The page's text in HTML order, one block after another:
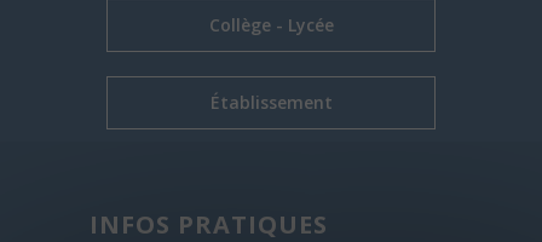
Collège - Lycée
Établissement
INFOS PRATIQUES